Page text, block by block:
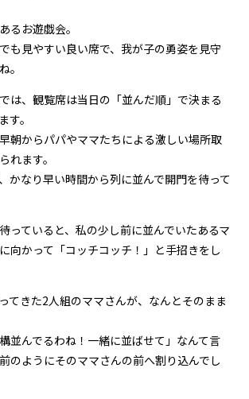
るお遊戯会。
も見やすい良い席で、我が子の勇姿を見守
。
は、観覧席は当日の「並んだ順」で決まる
す。
朝からパパやママたちによる激しい場所取
れます。
かなり早い時間から列に並んで開門を待って
っていると、私の少し前に並んでいたあるマ
向かって「コッチコッチ！」と手招きをし
てきた2人組のママさんが、なんとそのまま
並んでるわね！一緒に並ばせて」なんて言
のようにそのママさんの前へ割り込んでし